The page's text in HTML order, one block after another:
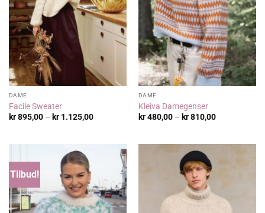
DAME
Facile Sweater
kr895,00 – kr1.125,00Prisområde:
DAME
Kleiva Damegenser
kr480,00 – kr810,00Prisområde:
Tilbud!